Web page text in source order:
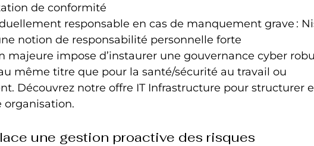
de conformité
responsable en cas de manquement grave :
notion de responsabilité personnelle forte
majeure impose d’instaurer une gouvernance cyber
même titre que pour la santé/sécurité au travail ou
Découvrez notre offre IT Infrastructure pour structurer
organisation.
une gestion proactive des risques